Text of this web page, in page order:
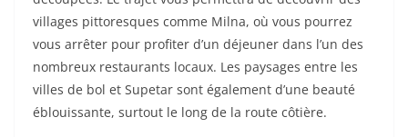
villages pittoresques comme Milna, où vous pourrez
vous arrêter pour profiter d’un déjeuner dans l’un des
nombreux restaurants locaux. Les paysages entre les
villes de bol et Supetar sont également d’une beauté
éblouissante, surtout le long de la route côtière.